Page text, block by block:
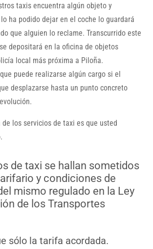
taxis encuentra algún objeto y
ha podido dejar en el coche lo guardará
que alguien lo reclame. Transcurrido este
depositará en la oficina de objetos
local más próxima a Piloña.
puede realizarse algún cargo si el
desplazarse hasta un punto concreto
los servicios de taxi es que usted
de taxi se hallan sometidos
y condiciones de
mismo regulado en la Ley
de los Transportes
sólo la tarifa acordada.